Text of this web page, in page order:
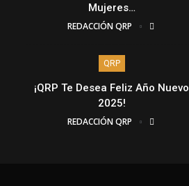
Mujeres…
REDACCIÓN QRP
QRP
¡QRP Te Desea Feliz Año Nuevo
2025!
REDACCIÓN QRP